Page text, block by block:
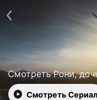
Смотреть Рони,
Смотреть Сериал
Политика
Открыть приложение
Установить на ТВ